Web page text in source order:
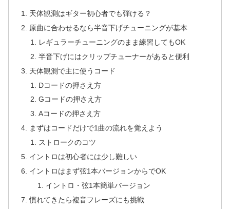
天体観測はギター初心者でも弾ける？
原曲に合わせるなら半音下げチューニングが基本
レギュラーチューニングのまま練習してもOK
半音下げにはクリップチューナーがあると便利
天体観測で主に使うコード
Dコードの押さえ方
Gコードの押さえ方
Aコードの押さえ方
まずはコードだけで1曲の流れを覚えよう
ストロークのコツ
イントロは初心者には少し難しい
イントロはまず弦1本バージョンからでOK
イントロ・弦1本簡単バージョン
慣れてきたら複音フレーズにも挑戦